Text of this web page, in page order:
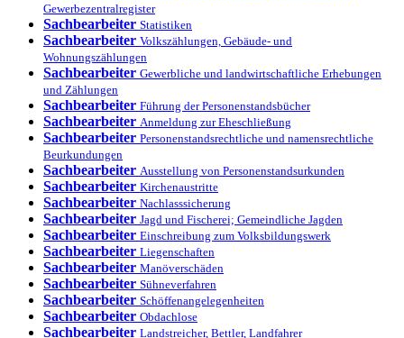
Gewerbezentralregister
Sachbearbeiter Statistiken
Sachbearbeiter Volkszählungen, Gebäude- und
Wohnungszählungen
Sachbearbeiter Gewerbliche und landwirtschaftliche Erhebungen
und Zählungen
Sachbearbeiter Führung der Personenstandsbücher
Sachbearbeiter Anmeldung zur Eheschließung
Sachbearbeiter Personenstandsrechtliche und namensrechtliche
Beurkundungen
Sachbearbeiter Ausstellung von Personenstandsurkunden
Sachbearbeiter Kirchenaustritte
Sachbearbeiter Nachlasssicherung
Sachbearbeiter Jagd und Fischerei; Gemeindliche Jagden
Sachbearbeiter Einschreibung zum Volksbildungswerk
Sachbearbeiter Liegenschaften
Sachbearbeiter Manöverschäden
Sachbearbeiter Sühneverfahren
Sachbearbeiter Schöffenangelegenheiten
Sachbearbeiter Obdachlose
Sachbearbeiter Landstreicher, Bettler, Landfahrer